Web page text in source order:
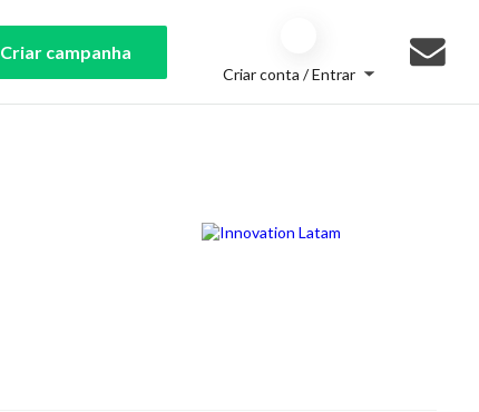
Criar campanha
Criar conta / Entrar